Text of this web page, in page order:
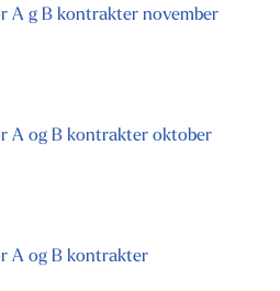
A g B kontrakter november
A og B kontrakter oktober
A og B kontrakter